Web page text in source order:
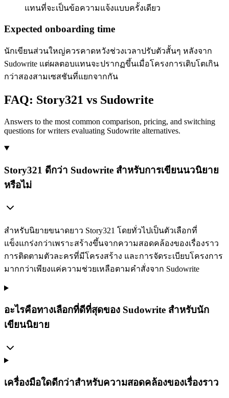
แทนที่จะเป็นข้อความแจ้งแบบครั้งเดียว
Expected onboarding time
นักเขียนส่วนใหญ่ควรคาดหวังช่วงเวลาปรับตัวสั้นๆ หลังจาก
Sudowrite แต่ผลตอบแทนจะปรากฏขึ้นเมื่อโครงการเติบโตเกิน
กว่าสองสามเซสชันที่แยกจากกัน
FAQ: Story321 vs Sudowrite
Answers to the most common comparison, pricing, and switching
questions for writers evaluating Sudowrite alternatives.
Story321 ดีกว่า Sudowrite สำหรับการเขียนนวนิยาย
หรือไม่
สำหรับนิยายขนาดยาว Story321 โดยทั่วไปเป็นตัวเลือกที่
แข็งแกร่งกว่าเพราะสร้างขึ้นจากความสอดคล้องของเรื่องราว
การติดตามตัวละครที่มีโครงสร้าง และการจัดระเบียบโครงการ
มากกว่าเพียงแค่ความช่วยเหลือตามคำสั่งจาก Sudowrite
อะไรคือทางเลือกที่ดีที่สุดของ Sudowrite สำหรับนัก
เขียนนิยาย
เครื่องมือใดดีกว่าสำหรับความสอดคล้องของเรื่องราว